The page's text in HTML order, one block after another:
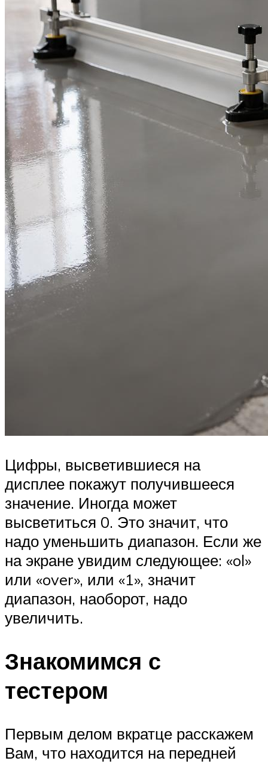
Цифры, высветившиеся на
дисплее покажут получившееся
значение. Иногда может
высветиться 0. Это значит, что
надо уменьшить диапазон. Если же
на экране увидим следующее: «ol»
или «over», или «1», значит
диапазон, наоборот, надо
увеличить.
Знакомимся с
тестером
Первым делом вкратце расскажем
Вам, что находится на передней